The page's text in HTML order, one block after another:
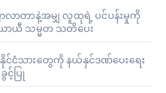
လာတာနဲ့အမျှ လူထုရဲ့ ပင်ပန်းမှုကို
ယာယီ သမ္မတ သတိပေး
နိုင်ငံသားတွေကို နယ်နှင်ဒဏ်ပေးရေး
င့်ပြု